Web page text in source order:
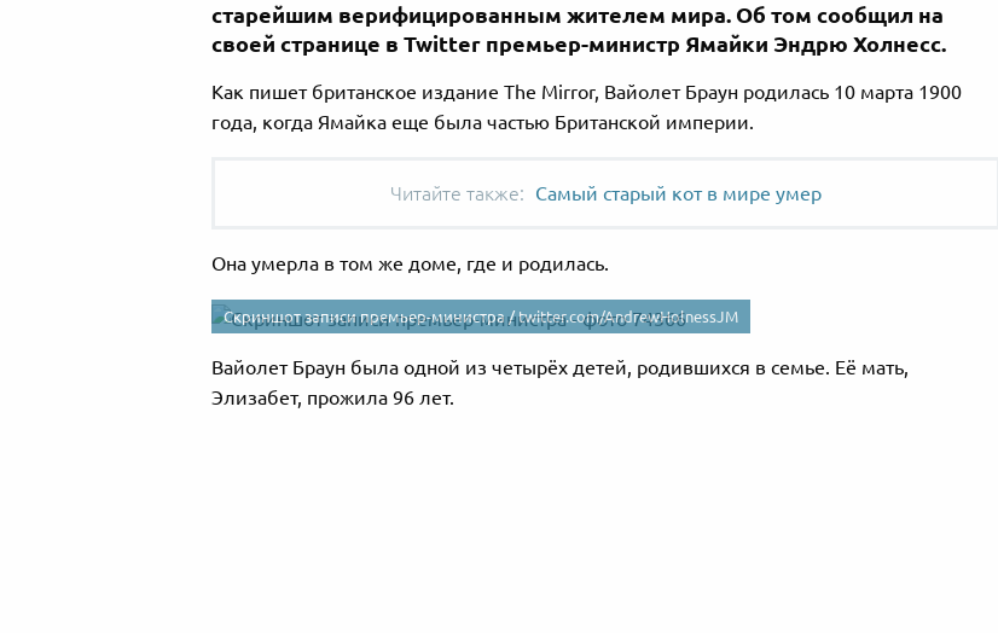
старейшим верифицированным жителем мира. Об том сообщил на
своей странице в Twitter премьер-министр Ямайки Эндрю Холнесс.
Как пишет британское издание The Mirror, Вайолет Браун родилась 10 марта 1900
года, когда Ямайка еще была частью Британской империи.
Самый старый кот в мире умер
Она умерла в том же доме, где и родилась.
Скриншот записи премьер-министра /twitter.com/AndrewHolnessJM
Вайолет Браун была одной из четырёх детей, родившихся в семье. Её мать,
Элизабет, прожила 96 лет.